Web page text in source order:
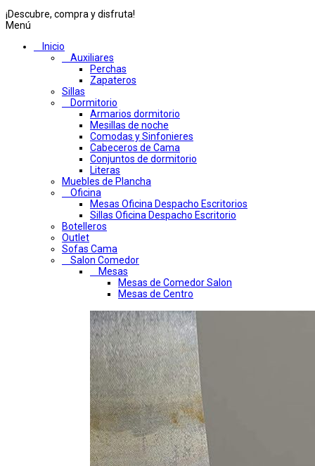
¡Descubre, compra y disfruta!
Menú
Inicio
Auxiliares
Perchas
Zapateros
Sillas
Dormitorio
Armarios dormitorio
Mesillas de noche
Comodas y Sinfonieres
Cabeceros de Cama
Conjuntos de dormitorio
Literas
Muebles de Plancha
Oficina
Mesas Oficina Despacho Escritorios
Sillas Oficina Despacho Escritorio
Botelleros
Outlet
Sofas Cama
Salon Comedor
Mesas
Mesas de Comedor Salon
Mesas de Centro